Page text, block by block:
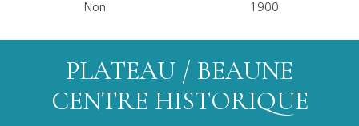
Non
1900
PLATEAU / BEAUNE
CENTRE HISTORIQUE